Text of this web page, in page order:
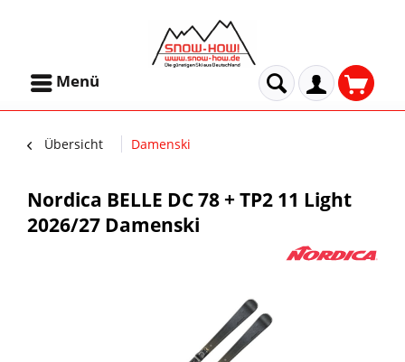
Menü
Übersicht Damenski
Nordica BELLE DC 78 + TP2 11 Light
2026/27 Damenski